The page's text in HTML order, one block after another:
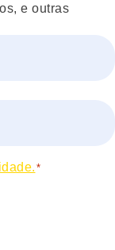
e outras
*